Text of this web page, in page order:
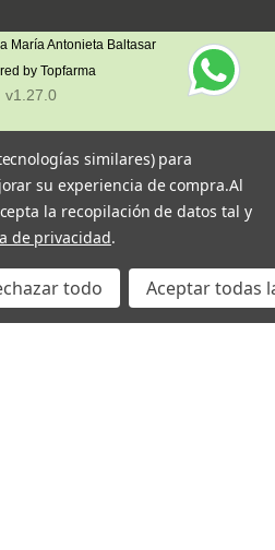
María Antonieta Baltasar
by Topfarma
v1.27.0
similares) para
su experiencia de compra.Al
la recopilación de datos tal y
de privacidad.
todo Aceptar todas